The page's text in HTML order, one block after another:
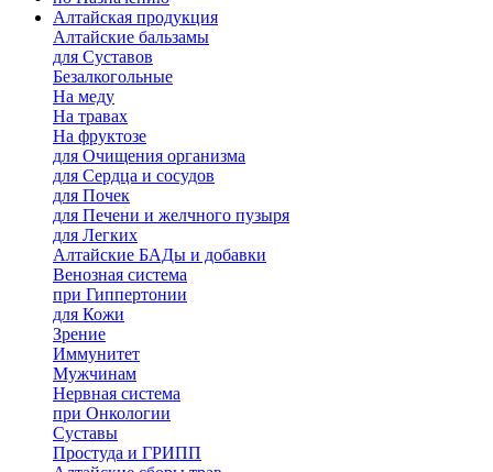
Алтайская продукция
Алтайские бальзамы
для Суставов
Безалкогольные
На меду
На травах
На фруктозе
для Очищения организма
для Сердца и сосудов
для Почек
для Печени и желчного пузыря
для Легких
Алтайские БАДы и добавки
Венозная система
при Гиппертонии
для Кожи
Зрение
Иммунитет
Мужчинам
Нервная система
при Онкологии
Суставы
Простуда и ГРИПП